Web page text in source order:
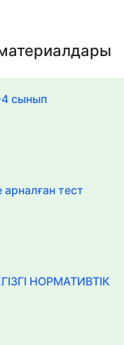
сынып
тест
НОРМАТИВТІК